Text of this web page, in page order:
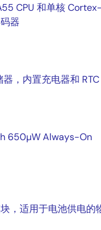
CPU 和单核
器
，内置充电器和 RTC
650µW Always-On
，适用于电池供电的